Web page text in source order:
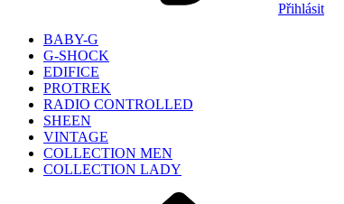
Přihlásit
BABY-G
G-SHOCK
EDIFICE
PROTREK
RADIO CONTROLLED
SHEEN
VINTAGE
COLLECTION MEN
COLLECTION LADY